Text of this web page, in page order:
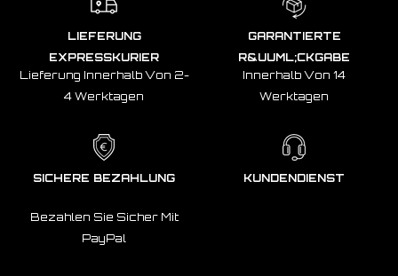
LIEFERUNG
EXPRESSKURIER
Lieferung Innerhalb Von 2-
4 Werktagen
GARANTIERTE
R&UUML;CKGABE
Innerhalb Von 14
Werktagen
SICHERE BEZAHLUNG
Bezahlen Sie Sicher Mit
PayPal
KUNDENDIENST